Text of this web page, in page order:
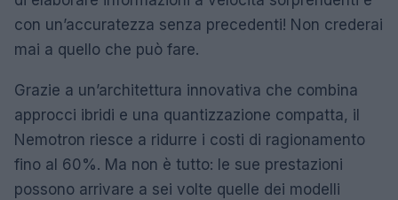
con un’accuratezza senza precedenti! Non crederai
mai a quello che può fare.
Grazie a un’architettura innovativa che combina
approcci ibridi e una quantizzazione compatta, il
Nemotron riesce a ridurre i costi di ragionamento
fino al 60%. Ma non è tutto: le sue prestazioni
possono arrivare a sei volte quelle dei modelli